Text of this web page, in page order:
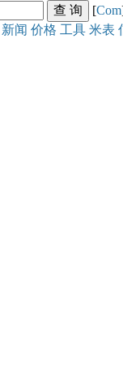
[Com
新闻 价格 工具 米表